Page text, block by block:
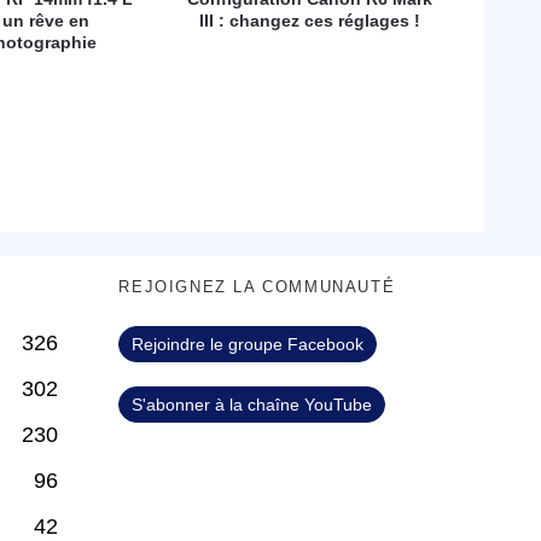
rêve en
III : changez ces réglages !
326
302
230
96
42
REJOIGNEZ LA COMMUNAUTÉ
Rejoindre le groupe Facebook
S'abonner à la chaîne YouTube